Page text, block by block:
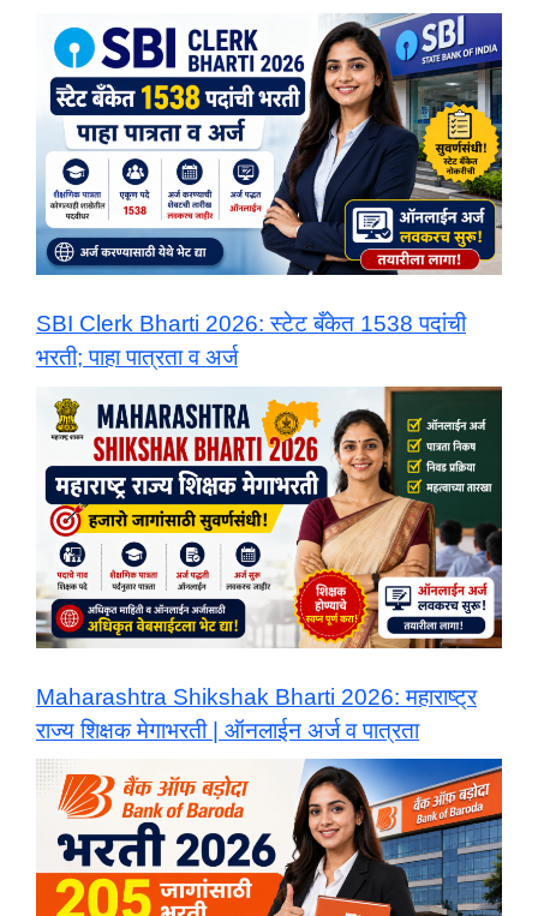
SBI Clerk Bharti 2026: स्टेट बँकेत 1538 पदांची
भरती; पाहा पात्रता व अर्ज
Maharashtra Shikshak Bharti 2026: महाराष्ट्र
राज्य शिक्षक मेगाभरती | ऑनलाईन अर्ज व पात्रता